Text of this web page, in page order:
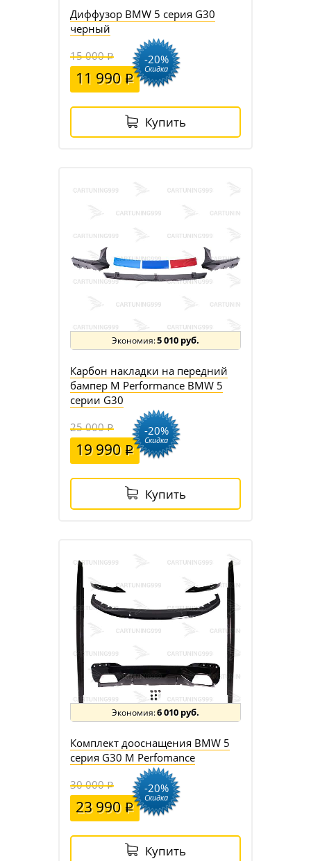
Диффузор BMW 5 серия G30
черный
15 000
11 990
-20%
Скидка
Купить
5 010 руб.
Карбон накладки на передний
бампер M Performance BMW 5
серии G30
25 000
19 990
-20%
Скидка
Купить
6 010 руб.
Комплект дооснащения BMW 5
серия G30 M Perfomance
30 000
23 990
-20%
Скидка
Купить